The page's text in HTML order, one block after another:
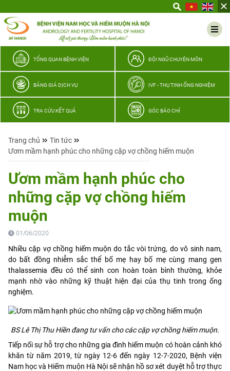
thương
Quân
TỔNG QUAN BỆNH VIỆN ĐỘI NGŨ CHUYÊN MÔN
BẢNG GIÁ DỊCH VỤ IVF - THỤ TINH ỐNG NGHIỆM
TRA CỨU KẾT QUẢ GÓC BÁO CHÍ
Trang chủ
Tin tức
Ươm mầm hạnh phúc cho những cặp vợ chồng hiếm muộn
Ươm mầm hạnh phúc cho
những cặp vợ chồng hiếm
muộn
01/06/2020
Nhiều cặp vợ chồng hiếm muộn do tắc vòi trứng, do vô sinh nam,
do bất đồng nhiễm sắc thể bố mẹ hay bố mẹ cùng mang gen
thalassemia đều có thể sinh con hoàn toàn bình thường, khỏe
mạnh nhờ vào những kỹ thuật hiện đại của thụ tinh trong ống
nghiệm.
BS Lê Thị Thu Hiền đang tư vấn cho các cặp vợ chồng hiếm muộn.
Tiếp nối sự hỗ trợ cho những gia đình hiếm muộn có hoàn cảnh khó
khăn từ năm 2019, từ ngày 12-6 đến ngày 12-7-2020, Bệnh viện
Nam học và Hiếm muộn Hà Nội sẽ nhận hồ sơ xét duyệt hỗ trợ thực